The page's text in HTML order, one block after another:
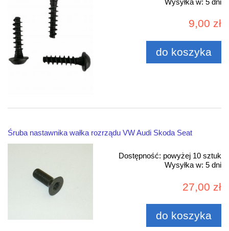
9,00 zł
do koszyka
Śruba nastawnika wałka rozrządu VW Audi Skoda Seat
Dostępność: powyżej 10 sztuk
Wysyłka w: 5 dni
27,00 zł
do koszyka